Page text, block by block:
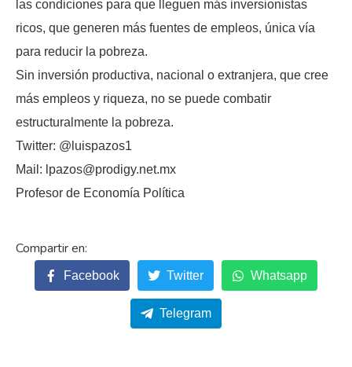
las condiciones para que lleguen más inversionistas
ricos, que generen más fuentes de empleos, única vía
para reducir la pobreza.
Sin inversión productiva, nacional o extranjera, que cree
más empleos y riqueza, no se puede combatir
estructuralmente la pobreza.
Twitter: @luispazos1
Mail: lpazos@prodigy.net.mx
Profesor de Economía Política
Facebook Twitter Whatsapp
Telegram